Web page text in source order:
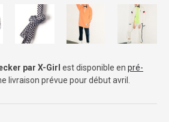
par X-Girl est disponible en pré-
livraison prévue pour début avril.